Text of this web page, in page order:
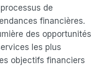
de
financières.
des opportunités
les plus
objectifs financiers